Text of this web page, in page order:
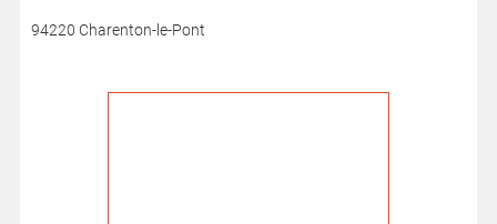
94220 Charenton-le-Pont